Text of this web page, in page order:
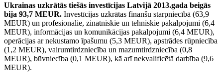
Ukrainas uzkrātās tiešās investīcijas Latvijā 2013.gada beigās
bija 93,7 MEUR. Investīcijas uzkrātas finanšu starpniecībā (63,9
MEUR) un profesionālie, zinātniskie un tehniskie pakalpojumi (6,4
MEUR), informācijas un komunikācijas pakalpojumi (6,4 MEUR),
operācijas ar nekustamo īpašumu (5,3 MEUR), apstrādes rūpniecība
(1,2 MEUR), vairumtirdzniecība un mazumtirdzniecība (0,8
MEUR), būvniecība (0,1 MEUR), kā arī nekvalificētā darbība (9,6
MEUR).